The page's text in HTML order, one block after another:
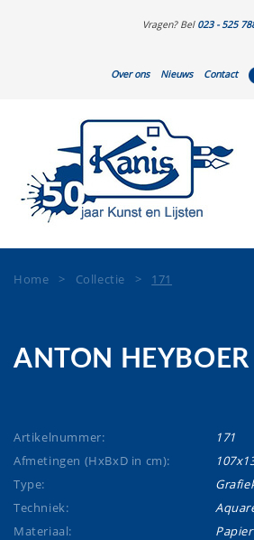
Vragen? Bel 023 - 525
Over ons Nieuws Contact
Home > Collectie > 171
ANTON HEYBOER
Artikelnummer:
171
Afmetingen (HxBxD in cm):
Type:
Techniek:
Materiaal:
Papier